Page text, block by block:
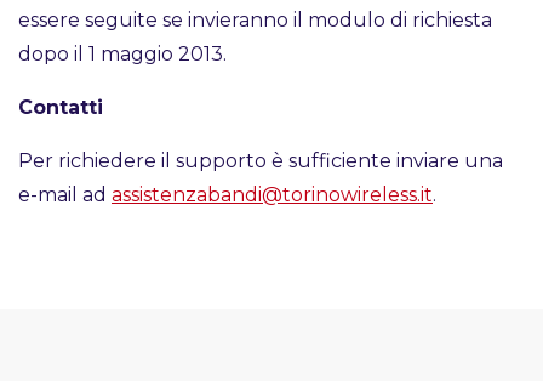
essere seguite se invieranno il modulo di richiesta
dopo il 1 maggio 2013.
Contatti
Per richiedere il supporto è sufficiente inviare una
e-mail ad assistenzabandi@torinowireless.it.